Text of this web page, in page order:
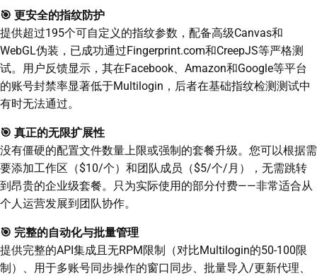
🎯 更安全的指纹防护
提供超过195个可自定义的指纹参数，配备高级Canvas和
WebGL伪装，已成功通过Fingerprint.com和CreepJS等严格测
试。用户反馈显示，其在Facebook、Amazon和Google等平台
的账号封禁率显著低于Multilogin，后者在基础指纹检测测试中
有时无法通过。
🎯 真正的无限扩展性
没有僵硬的配置文件数量上限或强制的套餐升级。您可以根据需
要添加工作区（$10/个）和团队成员（$5/个/月），无需跳转
到昂贵的企业级套餐。只为实际使用的部分付费——非常适合从
个人运营发展到团队协作。
🎯 完整的自动化与批量管理
提供完整的API集成且无RPM限制（对比Multilogin的50-100限
制）、用于多账号同步操作的窗口同步、批量导入/更新代理、